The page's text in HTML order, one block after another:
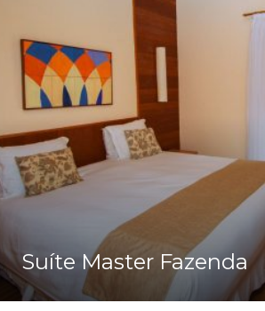
Suíte Master Fazenda